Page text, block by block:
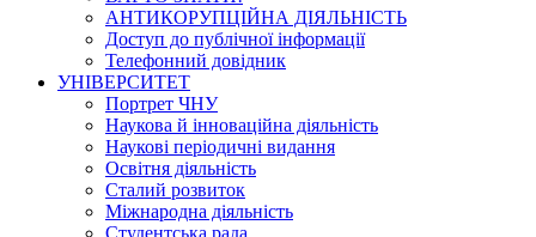
АНТИКОРУПЦІЙНА ДІЯЛЬНІСТЬ
Доступ до публічної інформації
Телефонний довідник
УНІВЕРСИТЕТ
Портрет ЧНУ
Наукова й інноваційна діяльність
Наукові періодичні видання
Освітня діяльність
Сталий розвиток
Міжнародна діяльність
Студентська рада